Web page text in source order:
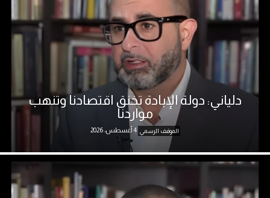
دلياني: دولة الإبادة تخنق اقتصادنا وتنهب
مواردنا
الموقف الرسمي 4 أغسطس، 2026